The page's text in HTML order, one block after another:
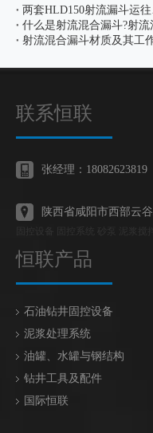
两
联系恒联
张经理：18082623819
陕西省咸阳市西部云
恒联产品
石油钻井固控设备
泥浆处理系统
油罐、水罐与钢结构
钻井工具及配件
国际恒联